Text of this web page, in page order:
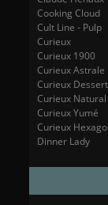
Cooking Cloud
Cult Line - Pulp
Curieux
Curieux 1900
Curieux Astrale
Curieux Dessert
Curieux Natural
Curieux Yumé
Curieux
Dinner Lady